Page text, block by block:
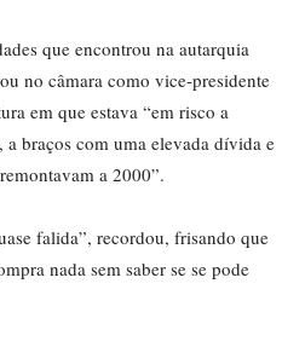
que encontrou na autarquia
no câmara como vice-presidente
em que estava “em risco a
braços com uma elevada dívida e
a 2000”.
falida”, recordou, frisando que
nada sem saber se se pode